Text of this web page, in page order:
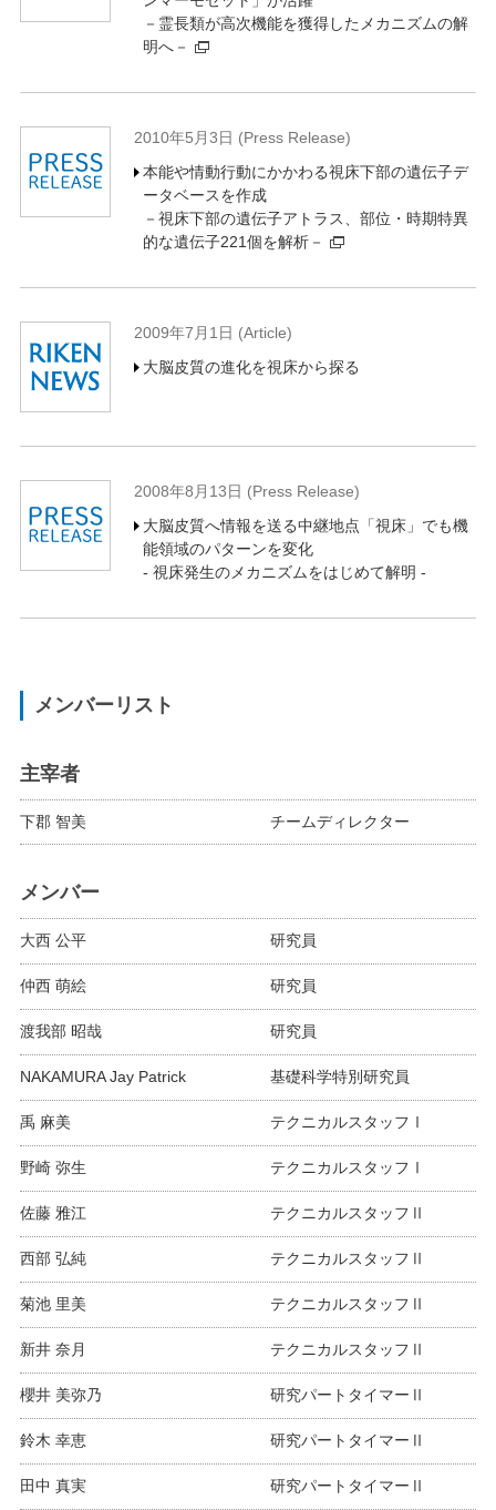
－霊長類が高次機能を獲得したメカニズムの解
明へ－
2010年5月3日 (Press Release)
本能や情動行動にかかわる視床下部の遺伝子デ
ータベースを作成
－視床下部の遺伝子アトラス、部位・時期特異
的な遺伝子221個を解析－
2009年7月1日 (Article)
大脳皮質の進化を視床から探る
2008年8月13日 (Press Release)
大脳皮質へ情報を送る中継地点「視床」でも機
能領域のパターンを変化
- 視床発生のメカニズムをはじめて解明 -
メンバーリスト
主宰者
下郡 智美 チームディレクター
メンバー
大西 公平 研究員
仲西 萌絵 研究員
渡我部 昭哉 研究員
NAKAMURA Jay Patrick 基礎科学特別研究員
禹 麻美 テクニカルスタッフⅠ
野崎 弥生 テクニカルスタッフⅠ
佐藤 雅江 テクニカルスタッフⅡ
西部 弘純 テクニカルスタッフⅡ
菊池 里美 テクニカルスタッフⅡ
新井 奈月 テクニカルスタッフⅡ
櫻井 美弥乃 研究パートタイマーⅡ
鈴木 幸恵 研究パートタイマーⅡ
田中 真実 研究パートタイマーⅡ